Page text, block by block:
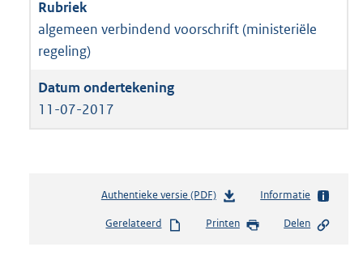
algemeen verbindend voorschrift (ministeriële
regeling)
11-07-2017
Authentieke versie (PDF)b
s
Informatie
Gerelateerd Printen Delen